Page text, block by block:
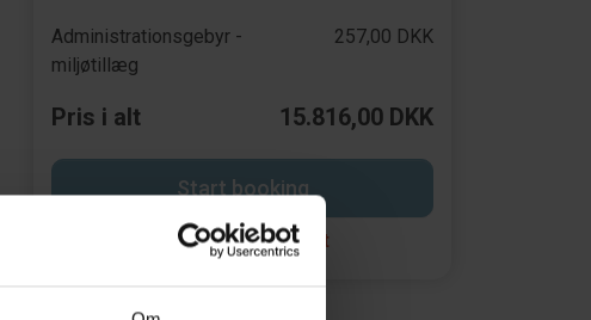
Administrationsgebyr -
miljøtillæg
257,00 DKK
Pris i alt 15.816,00 DKK
Start booking
Opret en søgeagent